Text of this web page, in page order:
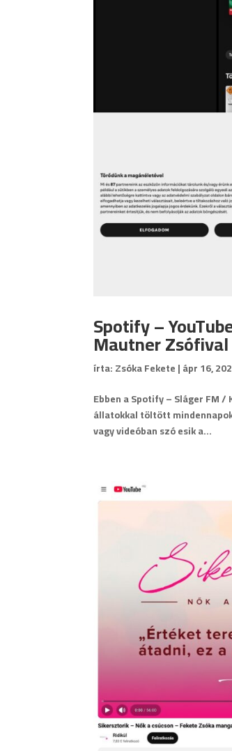
Spotify –
Mautner Zsófival
írta:Zsóka Fekete|ápr 16,
Ebben a Spotify – Sláger FM
állatokkal töltött
vagy videóban szó esik a...